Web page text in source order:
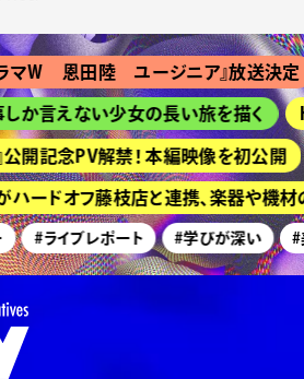
マＷ 恩田陸 ユージニア』放送決定
か言えない少女の長い旅を描く
開記念PV解禁！ 本編映像を初公開
ードオフ藤枝店と連携、楽器や機材
#ライブレポート #学びが深い #